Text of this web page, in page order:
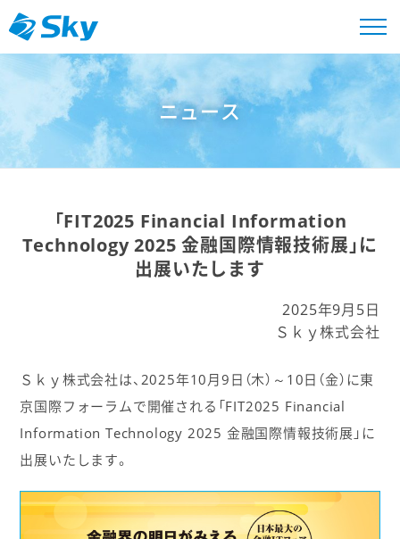
ニュース
「FIT2025 Financial Information
Technology 2025 金融国際情報技術展」に
出展いたします
2025年9月5日
Ｓｋｙ株式会社
Ｓｋｙ株式会社は、2025年10月9日（木）～10日（金）に東
京国際フォーラムで開催される「FIT2025 Financial
Information Technology 2025 金融国際情報技術展」に
出展いたします。